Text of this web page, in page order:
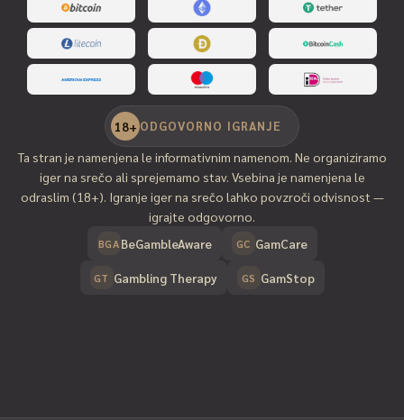
18+ ODGOVORNO IGRANJE
Ta stran je namenjena le informativnim namenom. Ne organiziramo
iger na srečo ali sprejemamo stav. Vsebina je namenjena le
odraslim (18+). Igranje iger na srečo lahko povzroči odvisnost —
igrajte odgovorno.
BGA BeGambleAware GC GamCare
GT Gambling Therapy GS GamStop